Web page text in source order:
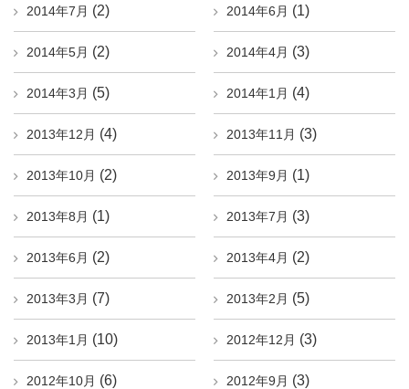
2014年7月 (2) 2014年6月 (1)
2014年5月 (2) 2014年4月 (3)
2014年3月 (5) 2014年1月 (4)
2013年12月 (4) 2013年11月 (3)
2013年10月 (2) 2013年9月 (1)
2013年8月 (1) 2013年7月 (3)
2013年6月 (2) 2013年4月 (2)
2013年3月 (7) 2013年2月 (5)
2013年1月 (10) 2012年12月 (3)
2012年10月 (6) 2012年9月 (3)